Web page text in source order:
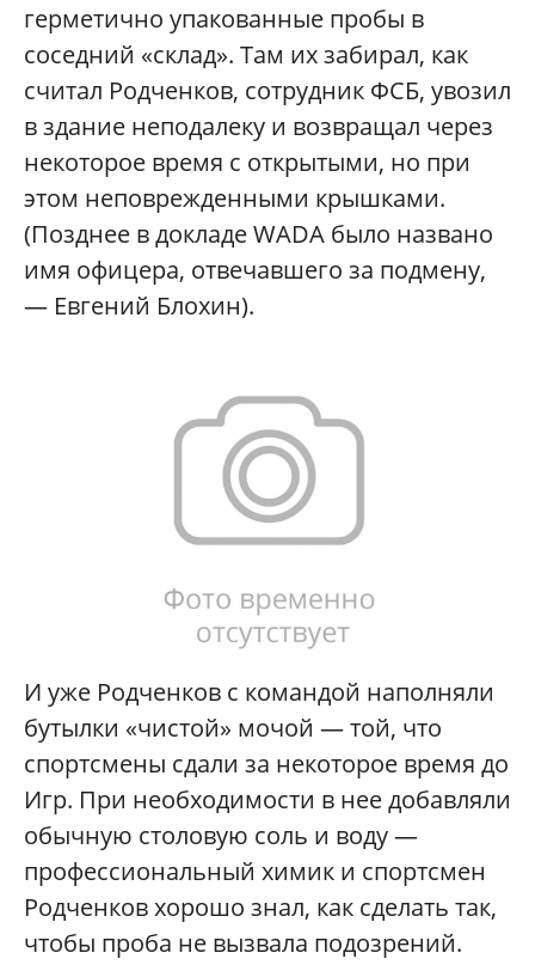
герметично упакованные пробы в
соседний «склад». Там их забирал, как
считал Родченков, сотрудник ФСБ, увозил
в здание неподалеку и возвращал через
некоторое время с открытыми, но при
этом неповрежденными крышками.
(Позднее в докладе WADA было названо
имя офицера, отвечавшего за подмену,
— Евгений Блохин).
И уже Родченков с командой наполняли
бутылки «чистой» мочой — той, что
спортсмены сдали за некоторое время до
Игр. При необходимости в нее добавляли
обычную столовую соль и воду —
профессиональный химик и спортсмен
Родченков хорошо знал, как сделать так,
чтобы проба не вызвала подозрений.